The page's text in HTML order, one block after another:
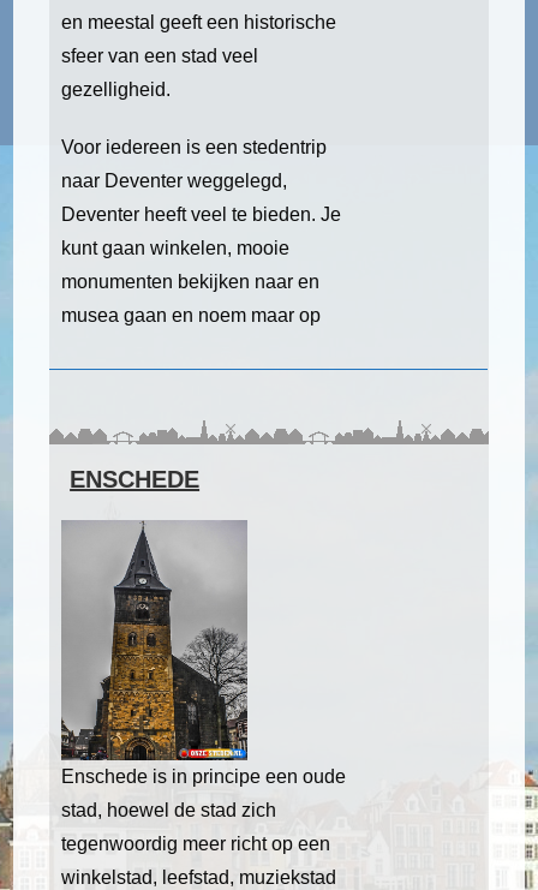
en meestal geeft een historische
sfeer van een stad veel
gezelligheid.
Voor iedereen is een stedentrip
naar Deventer weggelegd,
Deventer heeft veel te bieden. Je
kunt gaan winkelen, mooie
monumenten bekijken naar en
musea gaan en noem maar op
ENSCHEDE
Enschede is in principe een oude
stad, hoewel de stad zich
tegenwoordig meer richt op een
winkelstad, leefstad, muziekstad